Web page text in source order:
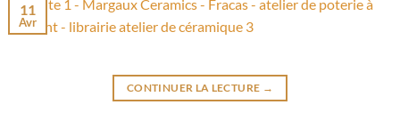
11
Avr
CONTINUER LA LECTURE →